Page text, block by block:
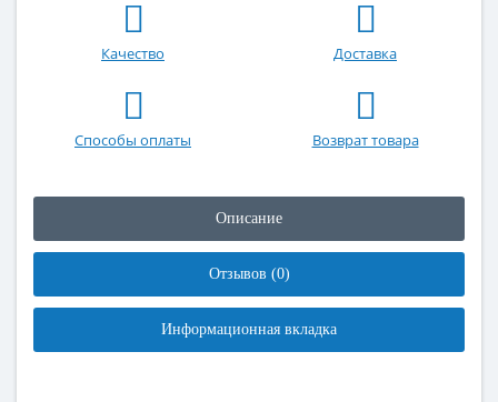
Качество Доставка
Способы оплаты Возврат товара
Описание
Отзывов (0)
Информационная вкладка